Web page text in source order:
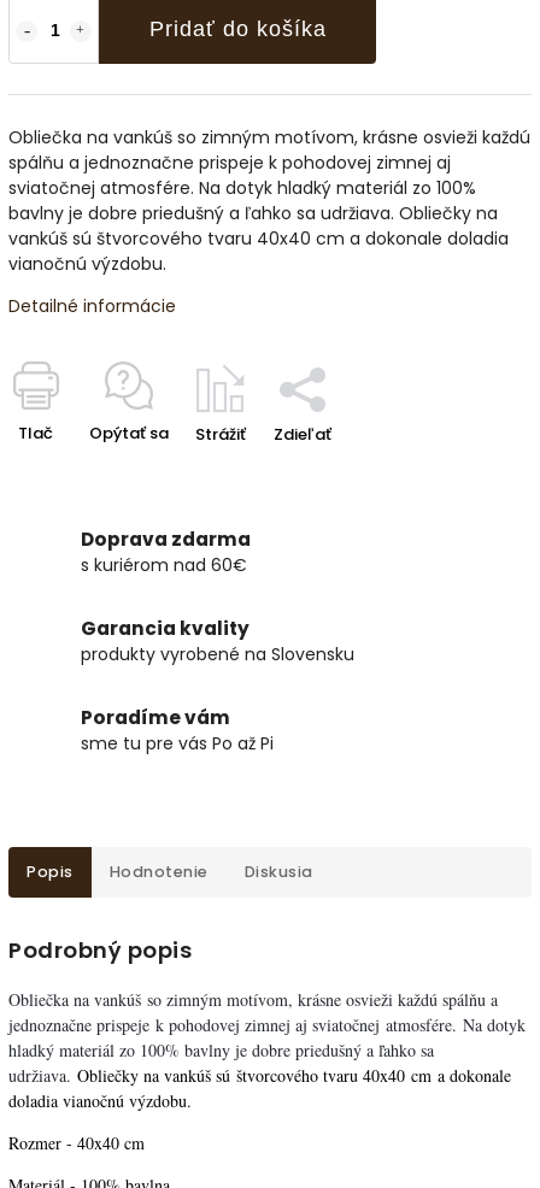
Pridať do košíka
Obliečka na vankúš so zimným motívom, krásne osvieži každú
spálňu a jednoznačne prispeje k pohodovej zimnej aj
sviatočnej atmosfére. Na dotyk hladký materiál zo 100%
bavlny je dobre priedušný a ľahko sa udržiava. Obliečky na
vankúš sú štvorcového tvaru 40x40 cm a dokonale doladia
vianočnú výzdobu.
Detailné informácie
Tlač Opýtať sa Strážiť Zdieľať
Doprava zdarma
s kuriérom nad 60€
Garancia kvality
produkty vyrobené na Slovensku
Poradíme vám
sme tu pre vás Po až Pi
Popis Hodnotenie Diskusia
Podrobný popis
Obliečka na vankúš so zimným motívom, krásne osvieži každú spálňu a
jednoznačne prispeje k pohodovej zimnej aj sviatočnej atmosfére. Na dotyk
hladký materiál zo 100% bavlny je dobre priedušný a ľahko sa
udržiava. Obliečky na vankúš sú štvorcového tvaru 40x40 cm a dokonale
doladia vianočnú výzdobu.
Rozmer - 40x40 cm